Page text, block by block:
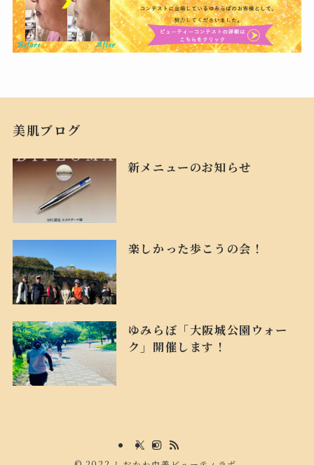
美肌ブログ
新メニューのお知らせ
楽しかった歩こうの会！
ゆみらぼ「大阪城公園ウォー
ク」開催します！